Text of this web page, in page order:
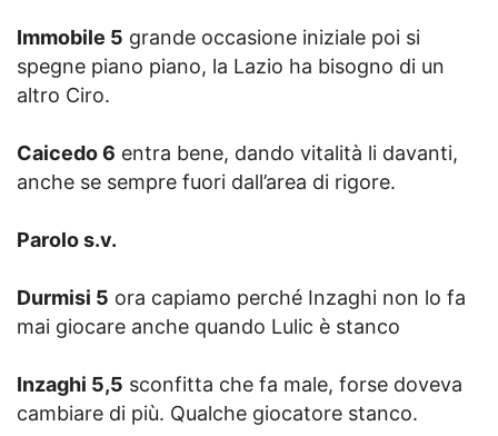
Immobile 5 grande occasione iniziale poi si
spegne piano piano, la Lazio ha bisogno di un
altro Ciro.
Caicedo 6 entra bene, dando vitalità li davanti,
anche se sempre fuori dall’area di rigore.
Parolo s.v.
Durmisi 5 ora capiamo perché Inzaghi non lo fa
mai giocare anche quando Lulic è stanco
Inzaghi 5,5 sconfitta che fa male, forse doveva
cambiare di più. Qualche giocatore stanco.